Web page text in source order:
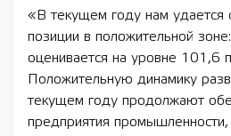
«В текущем году нам удается
позиции в положительной
оценивается на уровне 101,6
Положительную динамику
текущем году продолжают
предприятия